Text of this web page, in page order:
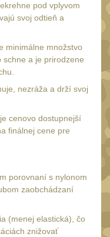
pod vplyvom
svoj odtieň a
minimálne množstvo
a je prirodzene
nezráža a drží svoj
cenovo dostupnejší
finálnej cene pre
porovnaní s nylonom
zaobchádzaní
(menej elastická), čo
znižovať